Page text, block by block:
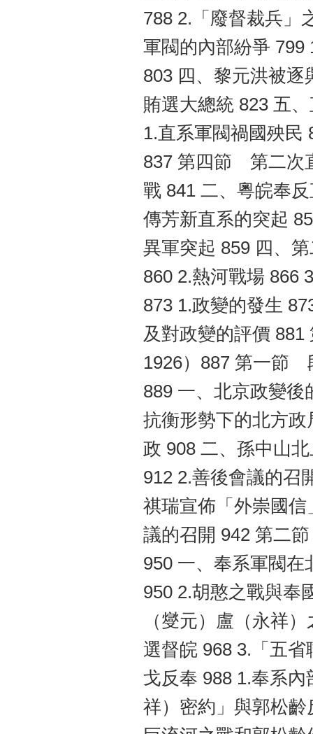
788 2.「廢督裁兵」
軍閥的內部紛爭 799
803 四、黎元洪被逐
賄選大總統 823 五
1.直系軍閥禍國殃民
837 第四節 第二次
戰 841 二、粵皖奉
傳芳新直系的突起
異軍突起 859 四、
860 2.熱河戰場 866
873 1.政變的發生
及對政變的評價
1926）887 第一節
889 一、北京政變後
抗衡形勢下的北方政
政 908 二、孫中山
912 2.善後會議的召
祺瑞宣佈「外崇國信
議的召開 942 第二
950 一、奉系軍閥在
950 2.胡憨之戰與奉
（燮元）盧（永祥
選督皖 968 3.「五
戈反奉 988 1.奉系
祥）密約」與郭松齡